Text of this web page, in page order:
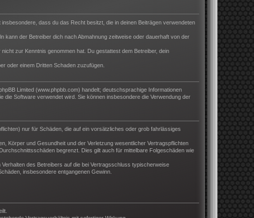
dass du das Recht besitzt, die in deinen Beiträgen verwendeten
der Betreiber dich nach Abmahnung zeitweise oder dauerhaft von der
zur Kenntnis genommen hat. Du gestattest dem Betreiber, dein
oder einem Dritten Schaden zuzufügen.
Limited (www.phpbb.com) handelt; deutschsprachige Informationen
Software verwendet wird. Sie können insbesondere die Verwendung der
nur für Schäden, die auf ein vorsätzliches oder grob fahrlässiges
Körper und Gesundheit und der Verletzung wesentlicher Vertragspflichten
begrenzt. Dies gilt auch für mittelbare Folgeschäden wie
des Betreibers auf die bei Vertragsschluss typischerweise
insbesondere entgangenen Gewinn.